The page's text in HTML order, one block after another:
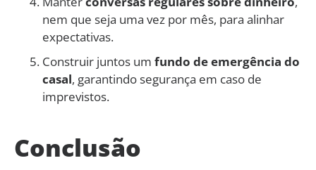
nem que seja uma vez por mês, para alinhar
expectativas.
Construir juntos um fundo de emergência do
casal, garantindo segurança em caso de
imprevistos.
Conclusão